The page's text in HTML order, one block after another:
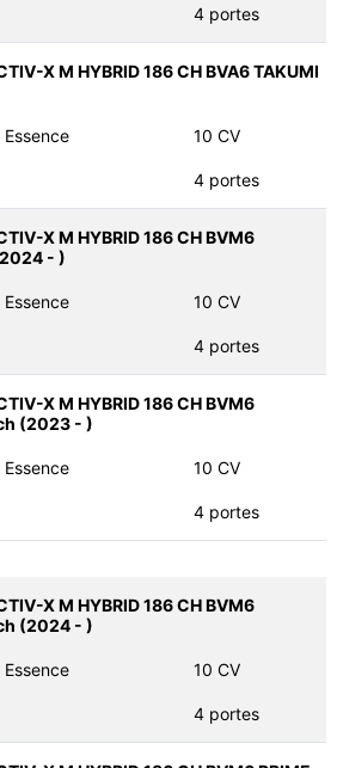
4 portes
X M HYBRID 186 CH BVA6 TAKUMI
Essence 10 CV
4 portes
X M HYBRID 186 CH BVM6
- )
Essence 10 CV
4 portes
X M HYBRID 186 CH BVM6
(2023 - )
Essence 10 CV
4 portes
X M HYBRID 186 CH BVM6
(2024 - )
Essence 10 CV
4 portes